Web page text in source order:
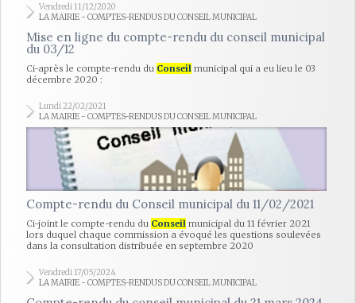
Vendredi 11/12/2020
LA MAIRIE - COMPTES-RENDUS DU CONSEIL MUNICIPAL
Mise en ligne du compte-rendu du conseil municipal
du 03/12
Ci-après le compte-rendu du Conseil municipal qui a eu lieu le 03
décembre 2020 :
Lundi 22/02/2021
LA MAIRIE - COMPTES-RENDUS DU CONSEIL MUNICIPAL
Compte-rendu du Conseil municipal du 11/02/2021
Ci-joint le compte-rendu du Conseil municipal du 11 février 2021
lors duquel chaque commission a évoqué les questions soulevées
dans la consultation distribuée en septembre 2020
Vendredi 17/05/2024
LA MAIRIE - COMPTES-RENDUS DU CONSEIL MUNICIPAL